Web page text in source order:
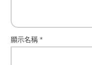
顯示名稱*